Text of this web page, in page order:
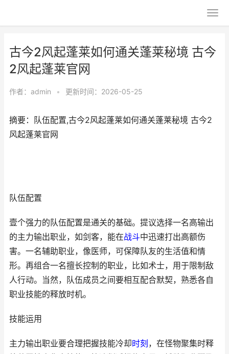
古今2风起蓬莱如何通关蓬莱秘境 古今
2风起蓬莱官网
作者： admin • 更新时间：2026-05-25
摘要：队伍配置,古今2风起蓬莱如何通关蓬莱秘境 古今2
风起蓬莱官网
队伍配置
壹个强力的队伍配置是通关的基础。提议选择一名高输出
的主力输出职业，如剑客，能在战斗中迅速打出高额伤
害。一名辅助职业，像医师，可保障队友的生活值和情
形。再组合一名擅长控制的职业，比如术士，用于限制敌
人行动。当然，队伍成员之间要相互配合默契，熟悉各自
职业技能的释放时机。
技能运用
主力输出职业要合理把握技能冷却时刻 ，在怪物聚集时释